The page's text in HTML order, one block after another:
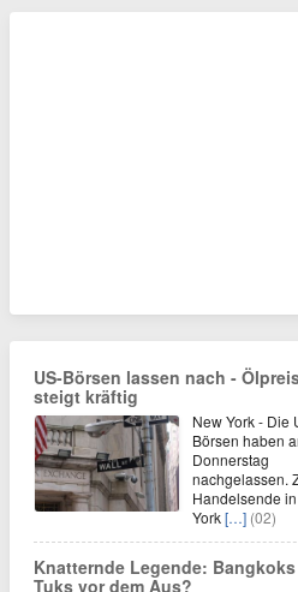
US-Börsen lassen nach -
steigt kräftig
New York - Die
Börsen haben
Donnerstag
nachgelassen.
Handelsende
York[…] (02)
Knatternde Legende:
Tuks vor dem Aus?